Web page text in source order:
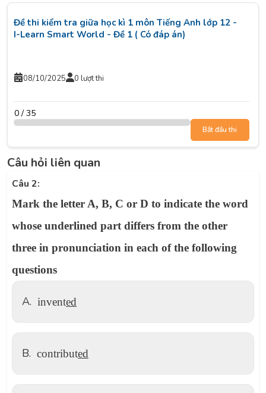
Đề thi kiểm tra giữa học kì 1 môn Tiếng Anh lớp 12 -
I-Learn Smart World - Đề 1 ( Có đáp án)
08/10/2025 0 lượt thi
0 / 35
Bắt đầu thi
Câu hỏi liên quan
Câu 2:
Mark the letter A, B, C or D to indicate the word
whose underlined part differs from the other
three in pronunciation in each of the following
questions
A. invented
B. contributed